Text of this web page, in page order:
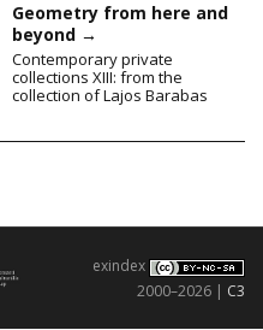
Geometry from here and
beyond →
Contemporary private
collections XIII: from the
collection of Lajos Barabas
exindex
2000–2026 | C3